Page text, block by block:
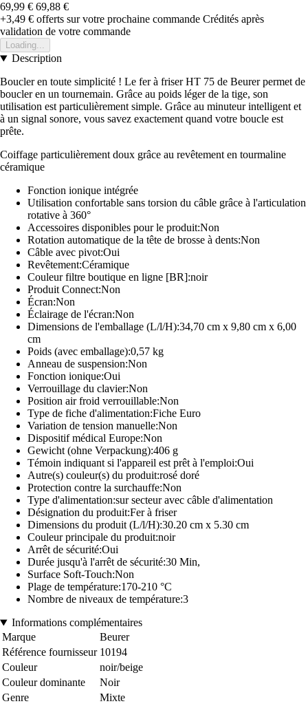
69,99 € 69,88 €
+3,49 € offerts sur votre prochaine commande Crédités après
validation de votre commande
Loading...
Description
Boucler en toute simplicité ! Le fer à friser HT 75 de Beurer permet de
boucler en un tournemain. Grâce au poids léger de la tige, son
utilisation est particulièrement simple. Grâce au minuteur intelligent et
à un signal sonore, vous savez exactement quand votre boucle est
prête.
Coiffage particulièrement doux grâce au revêtement en tourmaline
céramique
Fonction ionique intégrée
Utilisation confortable sans torsion du câble grâce à l'articulation
rotative à 360°
Accessoires disponibles pour le produit:Non
Rotation automatique de la tête de brosse à dents:Non
Câble avec pivot:Oui
Revêtement:Céramique
Couleur filtre boutique en ligne [BR]:noir
Produit Connect:Non
Écran:Non
Éclairage de l'écran:Non
Dimensions de l'emballage (L/l/H):34,70 cm x 9,80 cm x 6,00
cm
Poids (avec emballage):0,57 kg
Anneau de suspension:Non
Fonction ionique:Oui
Verrouillage du clavier:Non
Position air froid verrouillable:Non
Type de fiche d'alimentation:Fiche Euro
Variation de tension manuelle:Non
Dispositif médical Europe:Non
Gewicht (ohne Verpackung):406 g
Témoin indiquant si l'appareil est prêt à l'emploi:Oui
Autre(s) couleur(s) du produit:rosé doré
Protection contre la surchauffe:Non
Type d'alimentation:sur secteur avec câble d'alimentation
Désignation du produit:Fer à friser
Dimensions du produit (L/l/H):30.20 cm x 5.30 cm
Couleur principale du produit:noir
Arrêt de sécurité:Oui
Durée jusqu'à l'arrêt de sécurité:30 Min,
Surface Soft-Touch:Non
Plage de température:170-210 °C
Nombre de niveaux de température:3
Informations complémentaires
Marque
Beurer
Référence fournisseur 10194
Couleur
noir/beige
Couleur dominante
Noir
Genre
Mixte